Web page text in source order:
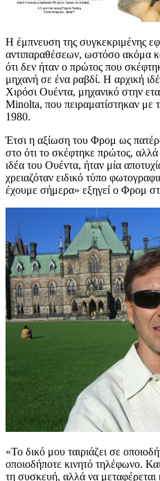
Η έμπνευση της συγκεκριμένης
αντιπαραθέσεων, ωστόσο ακόμα
ότι δεν ήταν ο πρώτος που
μηχανή σε ένα ραβδί. Η αρχική
Χιρόσι Ουέντα, μηχανικό στην
Minolta, που πειραματίστηκαν με
1980.
Έτσι η αξίωση του Φρομ ως
στο ότι το σκέφτηκε πρώτος,
ιδέα του Ουέντα, ήταν μία
χρειαζόταν ειδικό τύπο
έχουμε σήμερα» εξηγεί ο Φρομ
«Το δικό μου ταιριάζει σε
οποιοδήποτε κινητό τηλέφωνο.
τη συσκευή, αλλά να